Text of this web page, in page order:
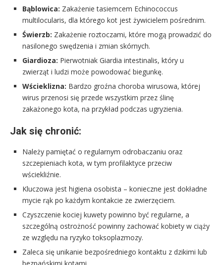
Bąblowica: Zakażenie tasiemcem Echinococcus
multilocularis, dla którego kot jest żywicielem pośrednim.
Świerzb: Zakażenie roztoczami, które mogą prowadzić do
nasilonego swędzenia i zmian skórnych.
Giardioza: Pierwotniak Giardia intestinalis, który u
zwierząt i ludzi może powodować biegunkę.
Wścieklizna: Bardzo groźna choroba wirusowa, której
wirus przenosi się przede wszystkim przez ślinę
zakażonego kota, na przykład podczas ugryzienia.
Jak się chronić:
Należy pamiętać o regularnym odrobaczaniu oraz
szczepieniach kota, w tym profilaktyce przeciw
wściekliźnie.
Kluczowa jest higiena osobista – konieczne jest dokładne
mycie rąk po każdym kontakcie ze zwierzęciem.
Czyszczenie kociej kuwety powinno być regularne, a
szczególną ostrożność powinny zachować kobiety w ciąży
ze względu na ryzyko toksoplazmozy.
Zaleca się unikanie bezpośredniego kontaktu z dzikimi lub